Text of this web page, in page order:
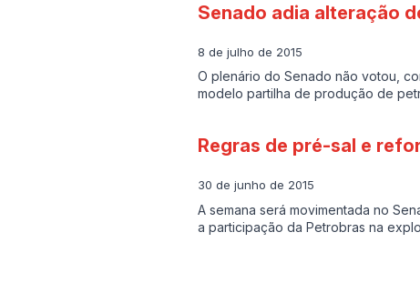
Senado adia alteração
8 de julho de 2015
O plenário do Senado não votou,
modelo partilha de produção de
Regras de pré-sal e
30 de junho de 2015
A semana será movimentada no
a participação da Petrobras na